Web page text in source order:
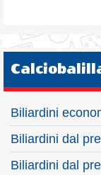
Biliardini
Biliardini dal
Biliardini dal